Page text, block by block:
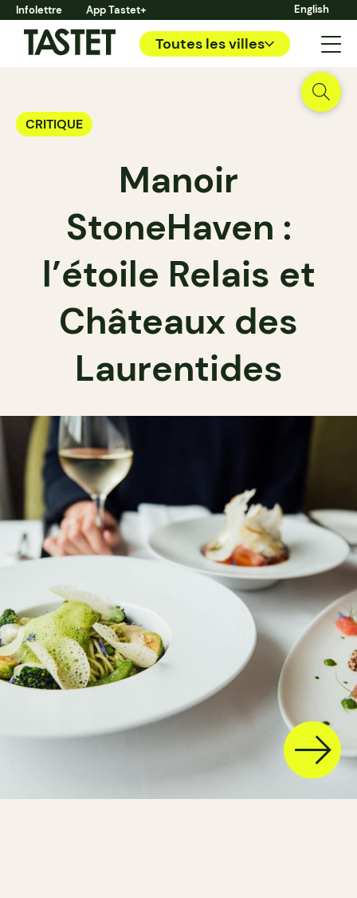
Infolettre App Tastet+ English
Toutes les villes
CRITIQUE
Manoir
StoneHaven :
l’étoile Relais et
Châteaux des
Laurentides